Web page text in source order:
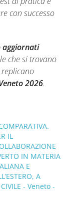
con successo
aggiornati
che si trovano
replicano
2026.
IL
IN MATERIA
E
A
CIVILE - Veneto -